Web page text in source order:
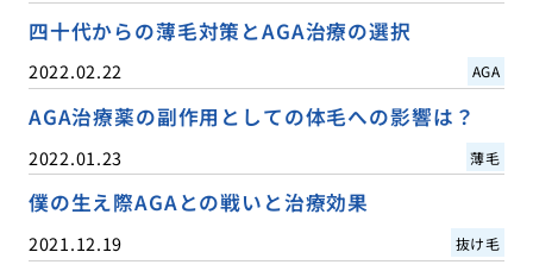
四十代からの薄毛対策とAGA治療の選択
2022.02.22 AGA
AGA治療薬の副作用としての体毛への影響は？
2022.01.23 薄毛
僕の生え際AGAとの戦いと治療効果
2021.12.19 抜け毛